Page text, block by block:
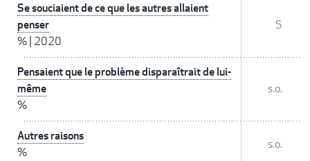
Se souciaient de ce que les autres allaient
penser
% 2020
S
Pensaient que le problème disparaîtrait de lui-
même
%
s.o.
Autres raisons
%
s.o.